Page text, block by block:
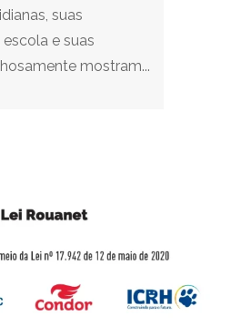
suas
escola e suas
mostram...